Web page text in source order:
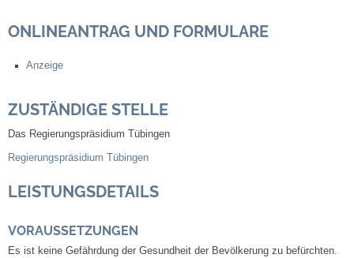
Fahrplanauskünfte
Abfall-Infos
Ortsplan
Bildergalerie
Rund um den Wein
Schlepper / Traktor
ONLINEANTRAG UND FORMULARE
Anzeige
ZUSTÄNDIGE STELLE
Das Regierungspräsidium Tübingen
Regierungspräsidium Tübingen
LEISTUNGSDETAILS
VORAUSSETZUNGEN
Es ist keine Gefährdung der Gesundheit der Bevölkerung zu befürchten.